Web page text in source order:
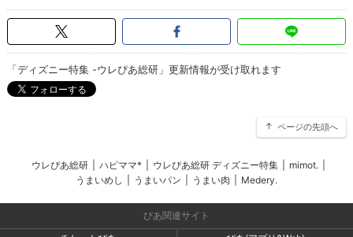
「ディズニー特集 -ウレぴあ総研」更新情報が受け取れます
ページの先頭へ
ウレぴあ総研 ハピママ* ウレぴあ総研 ディズニー特集 mimot.
うまいめし
うまいパン うまい肉 Medery.
ぴあ関連サイト